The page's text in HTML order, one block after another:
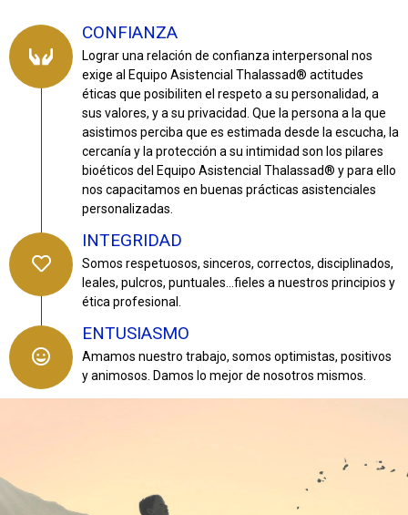
CONFIANZA
Lograr una relación de confianza interpersonal nos
exige al Equipo Asistencial Thalassad® actitudes
éticas que posibiliten el respeto a su personalidad, a
sus valores, y a su privacidad. Que la persona a la que
asistimos perciba que es estimada desde la escucha, la
cercanía y la protección a su intimidad son los pilares
bioéticos del Equipo Asistencial Thalassad® y para ello
nos capacitamos en buenas prácticas asistenciales
personalizadas.
INTEGRIDAD
Somos respetuosos, sinceros, correctos, disciplinados,
leales, pulcros, puntuales…fieles a nuestros principios y
ética profesional.
ENTUSIASMO
Amamos nuestro trabajo, somos optimistas, positivos
y animosos. Damos lo mejor de nosotros mismos.